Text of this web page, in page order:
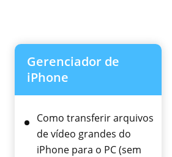
Gerenciador de
iPhone
Como transferir arquivos
de vídeo grandes do
iPhone para o PC (sem